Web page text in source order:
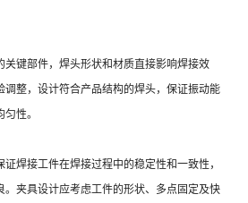
关键部件，焊头形状和材质直接影响焊接效
调整，设计符合产品结构的焊头，保证振动能
性。
焊接工件在焊接过程中的稳定性和一致性，
。夹具设计应考虑工件的形状、多点固定及快